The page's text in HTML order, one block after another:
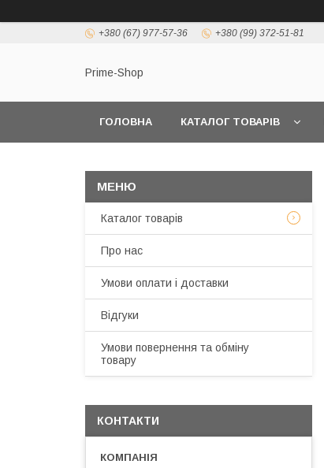
+380 (67) 977-57-36 +380 (99) 372-51-81
Prime-Shop
ГОЛОВНА КАТАЛОГ ТОВАРІВ
Каталог товарів
Про нас
Умови оплати і доставки
Відгуки
Умови повернення та обміну
товару
КОНТАКТИ